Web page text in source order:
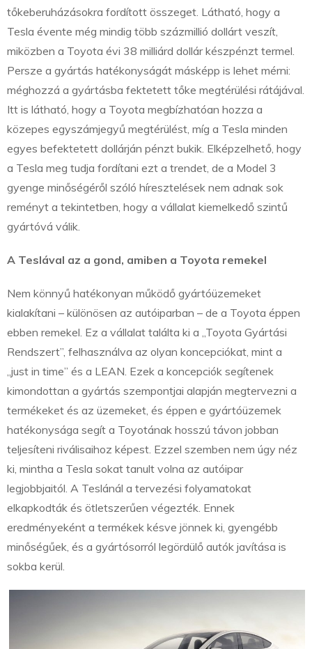
tőkeberuházásokra fordított összeget. Látható, hogy a
Tesla évente még mindig több százmillió dollárt veszít,
miközben a Toyota évi 38 milliárd dollár készpénzt termel.
Persze a gyártás hatékonyságát másképp is lehet mérni:
méghozzá a gyártásba fektetett tőke megtérülési rátájával.
Itt is látható, hogy a Toyota megbízhatóan hozza a
közepes egyszámjegyű megtérülést, míg a Tesla minden
egyes befektetett dollárján pénzt bukik. Elképzelhető, hogy
a Tesla meg tudja fordítani ezt a trendet, de a Model 3
gyenge minőségéről szóló híresztelések nem adnak sok
reményt a tekintetben, hogy a vállalat kiemelkedő szintű
gyártóvá válik.
A Teslával az a gond, amiben a Toyota remekel
Nem könnyű hatékonyan működő gyártóüzemeket
kialakítani – különösen az autóiparban – de a Toyota éppen
ebben remekel. Ez a vállalat találta ki a „Toyota Gyártási
Rendszert”, felhasználva az olyan koncepciókat, mint a
„just in time” és a LEAN. Ezek a koncepciók segítenek
kimondottan a gyártás szempontjai alapján megtervezni a
termékeket és az üzemeket, és éppen e gyártóüzemek
hatékonysága segít a Toyotának hosszú távon jobban
teljesíteni riválisaihoz képest. Ezzel szemben nem úgy néz
ki, mintha a Tesla sokat tanult volna az autóipar
legjobbjaitól. A Teslánál a tervezési folyamatokat
elkapkodták és ötletszerűen végezték. Ennek
eredményeként a termékek késve jönnek ki, gyengébb
minőségűek, és a gyártósorról legördülő autók javítása is
sokba kerül.